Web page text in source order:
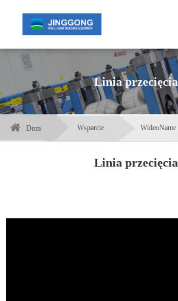
Linia przecięcia
Dom Wsparcie WideoName
Linia przecięcia